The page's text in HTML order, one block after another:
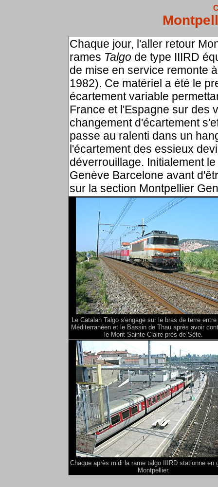
Chaque jour, l'aller retour
rames Talgo de type IIIRD
de mise en service remonte
1982). Ce matériel a été le
écartement variable
France et l'Espagne sur des
changement d'écartement
passe au ralenti dans un
l'écartement des essieux
déverrouillage. Initialement
Genève Barcelone avant
sur la section Montpellier
Le Catalan Talgo s'engage sur le bras de terre
Méditerranéen et le Bassin de Thau après avoir
le Mont Sainte-Claire près de Sète.
Chaque après midi la rame talgo IIIRD stationne en
Montpellier.